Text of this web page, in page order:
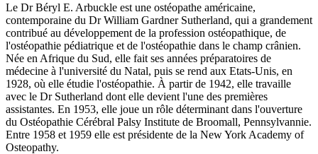
Le Dr Béryl E. Arbuckle est une ostéopathe américaine,
contemporaine du Dr William Gardner Sutherland, qui a grandement
contribué au développement de la profession ostéopathique, de
l'ostéopathie pédiatrique et de l'ostéopathie dans le champ crânien.
Née en Afrique du Sud, elle fait ses années préparatoires de
médecine à l'université du Natal, puis se rend aux Etats-Unis, en
1928, où elle étudie l'ostéopathie. À partir de 1942, elle travaille
avec le Dr Sutherland dont elle devient l'une des premières
assistantes. En 1953, elle joue un rôle déterminant dans l'ouverture
du Ostéopathie Cérébral Palsy Institute de Broomall, Pennsylvannie.
Entre 1958 et 1959 elle est présidente de la New York Academy of
Osteopathy.